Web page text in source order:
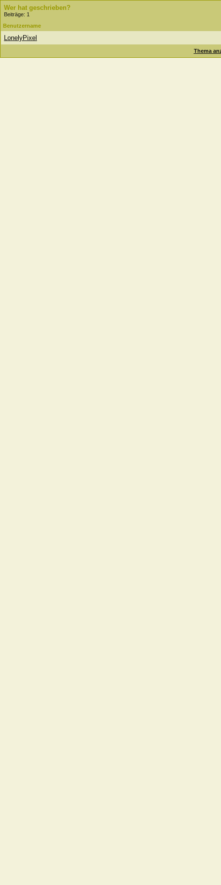
Wer hat geschrieben?
Beiträge: 1
Benutzername
LonelyPixel
Thema